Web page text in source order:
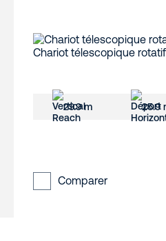
29.9 m 25.9
Comparer